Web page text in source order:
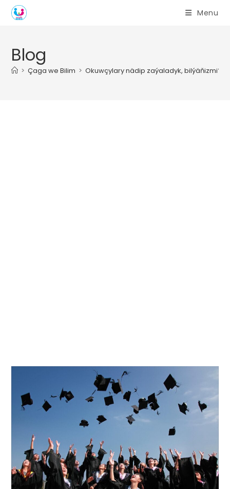
Skip
Menu
Blog
> Çaga we Bilim > Okuwçylary nädip zaýaladyk, bilýäňizmi?